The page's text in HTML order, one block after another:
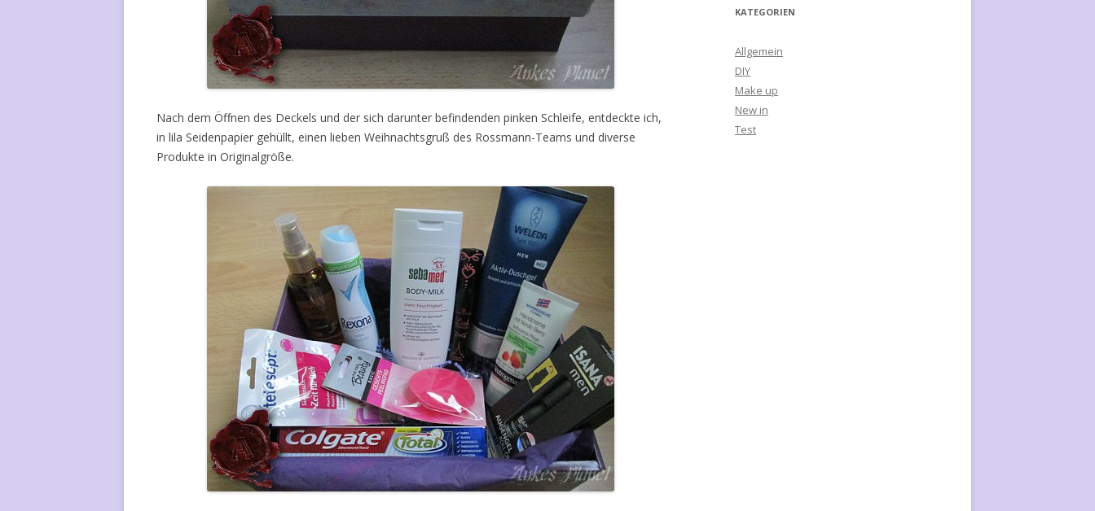
Nach dem Öffnen des Deckels und der sich darunter befindenden pinken Schleife, entdeckte ich,
in lila Seidenpapier gehüllt, einen lieben Weihnachtsgruß des Rossmann-Teams und diverse
Produkte in Originalgröße.
e
KATEGORIEN
Allgemein
DIY
Make up
New in
Test